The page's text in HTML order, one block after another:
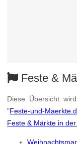
Feste &
Diese Übersicht
"Feste-und-
Feste & Märkte in